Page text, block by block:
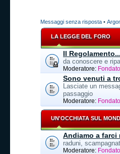
Messaggi senza risposta •
LA LEGGE DEL FORO
Il
da conoscere e
Moderatore:
Sono venuti a
Lasciate un
passaggio
Moderatore:
UN'OCCHIATA SUL
Andiamo a farci
raduni,
Moderatore: